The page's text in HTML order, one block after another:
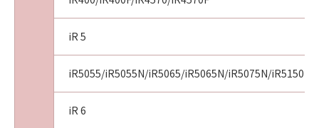
iR 5
iR5055/iR5055N/iR5065/iR5065N/iR5075N/iR5150i/
iR 6